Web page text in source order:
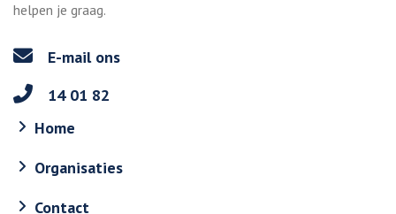
helpen je graag.
E-mail ons
14 01 82
Home
Organisaties
Contact